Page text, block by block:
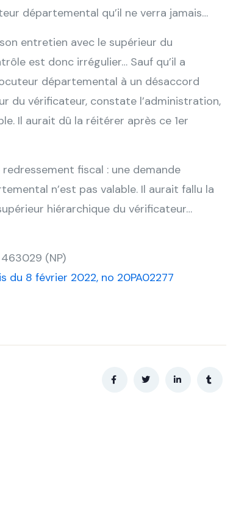
départemental qu’il ne verra jamais…
entretien avec le supérieur du
est donc irrégulier… Sauf qu’il a
départemental à un désaccord
du vérificateur, constate l’administration,
Il aurait dû la réitérer après ce 1er
fiscal : une demande
n’est pas valable. Il aurait fallu la
hiérarchique du vérificateur…
(NP)
du 8 février 2022, no 20PA02277